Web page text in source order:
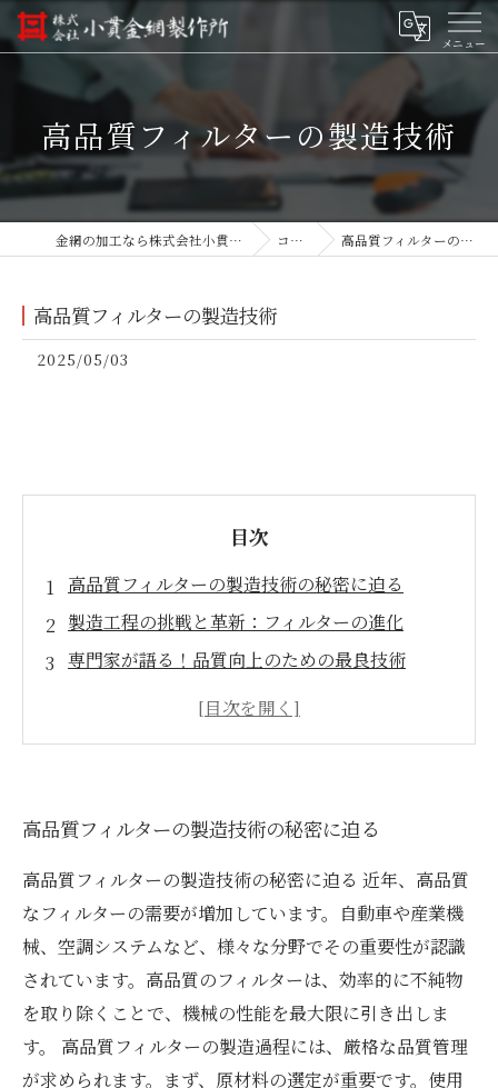
高品質フィルターの製造技術
金網の加工なら株式会社小貫金網製作所 コラム 高品質フィルターの製造技術
高品質フィルターの製造技術
2025/05/03
目次
高品質フィルターの製造技術の秘密に迫る
製造工程の挑戦と革新：フィルターの進化
専門家が語る！品質向上のための最良技術
市場ニーズに応える高品質フィルターの設計理
高品質フィルター製造技術の未来と業界への影
響
高品質フィルターの製造技術の秘密に迫る
高品質フィルターの製造技術の秘密に迫る 近年、高品質
なフィルターの需要が増加しています。自動車や産業機
械、空調システムなど、様々な分野でその重要性が認識
されています。高品質のフィルターは、効率的に不純物
を取り除くことで、機械の性能を最大限に引き出しま
す。 高品質フィルターの製造過程には、厳格な品質管理
が求められます。まず、原材料の選定が重要です。使用